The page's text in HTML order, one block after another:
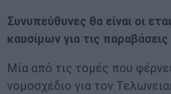
Συνυπεύθυνες θα είναι οι
καυσίμων για τις παραβάσεις
Μία από τις τομές που
νομοσχέδιο για τον